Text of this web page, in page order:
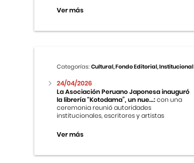
Ver más
Categorías:Cultural, Fondo Editorial, Institucional
24/04/2026
La Asociación Peruano Japonesa inauguró
la librería “Kotodama”, un nue...:con una
ceremonia reunió autoridades
institucionales, escritores y artistas
Ver más